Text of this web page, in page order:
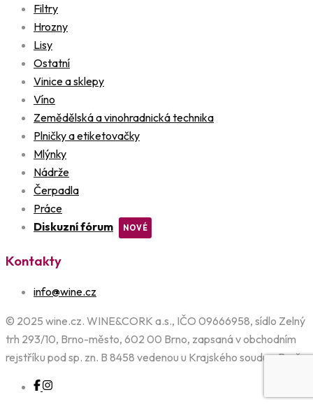
Filtry
Hrozny
Lisy
Ostatní
Vinice a sklepy
Víno
Zemědělská a vinohradnická technika
Plničky a etiketovačky
Mlýnky
Nádrže
Čerpadla
Práce
Diskuzní fórum
Kontakty
info@wine.cz
© 2025 wine.cz. WINE&CORK a.s., IČO 09666958, sídlo Zelný
trh 293/10, Brno-město, 602 00 Brno, zapsaná v obchodním
rejstříku pod sp. zn. B 8458 vedenou u Krajského soudu v Brně